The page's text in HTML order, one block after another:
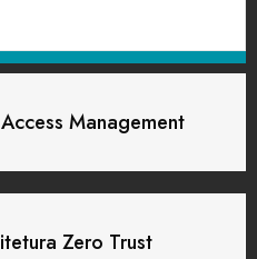
Management
Zero Trust